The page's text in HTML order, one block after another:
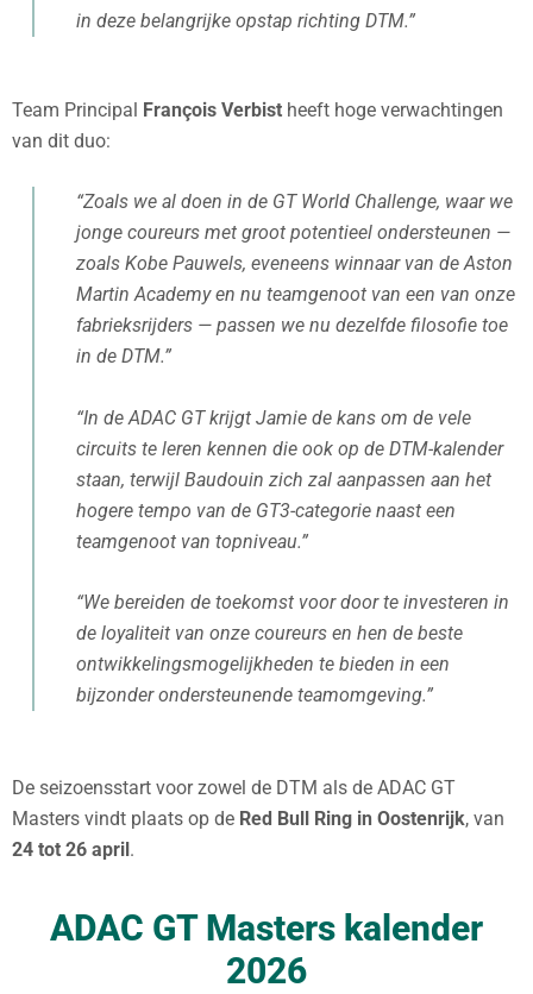
in deze belangrijke opstap richting DTM.”
Team Principal François Verbist heeft hoge verwachtingen
van dit duo:
“Zoals we al doen in de GT World Challenge, waar we
jonge coureurs met groot potentieel ondersteunen —
zoals Kobe Pauwels, eveneens winnaar van de Aston
Martin Academy en nu teamgenoot van een van onze
fabrieksrijders — passen we nu dezelfde filosofie toe
in de DTM.”
“In de ADAC GT krijgt Jamie de kans om de vele
circuits te leren kennen die ook op de DTM-kalender
staan, terwijl Baudouin zich zal aanpassen aan het
hogere tempo van de GT3-categorie naast een
teamgenoot van topniveau.”
“We bereiden de toekomst voor door te investeren in
de loyaliteit van onze coureurs en hen de beste
ontwikkelingsmogelijkheden te bieden in een
bijzonder ondersteunende teamomgeving.”
De seizoensstart voor zowel de DTM als de ADAC GT
Masters vindt plaats op de Red Bull Ring in Oostenrijk, van
24 tot 26 april.
ADAC GT Masters kalender
2026